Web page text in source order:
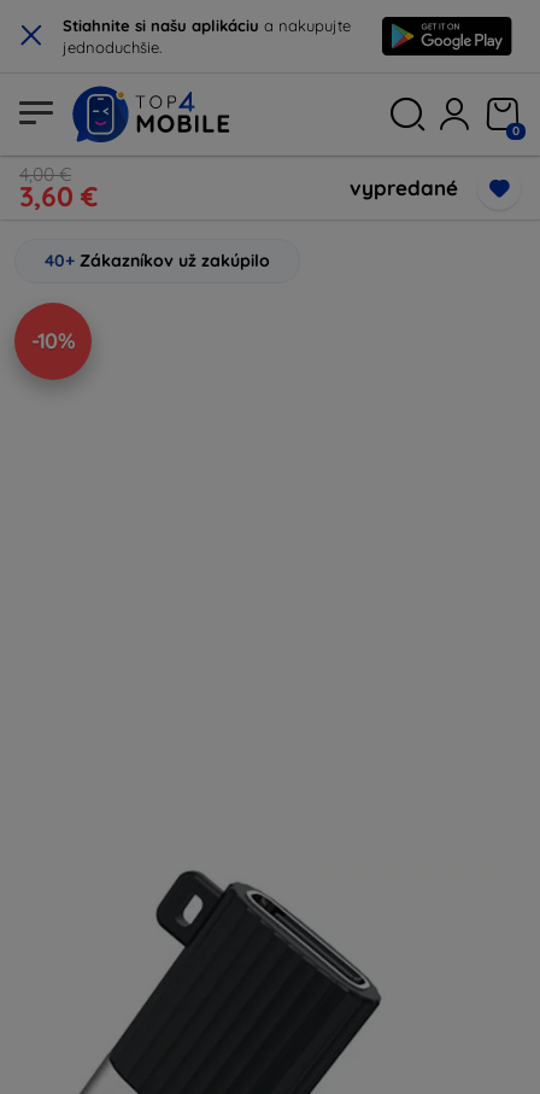
× Stiahnite si našu aplikáciu a nakupujte
jednoduchšie.
0
4,00 €
3,60 € vypredané
40+ Zákazníkov už zakúpilo
-10%